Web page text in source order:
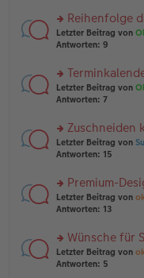
gB
ei
tr
g
n
g
el
e
n
er
tr
a
g
rs
te
n
g
el
e
n
er
tr
a
g
Reihenfolge
Letzter Beitrag von
Antworten: 9
rs
te
n
g
el
e
n
er
tr
a
g
Letzter Beitrag von
Antworten: 7
rs
te
n
g
el
e
n
er
Zuschneiden
Letzter Beitrag von
Antworten: 15
rs
te
n
g
el
Premium-
Letzter Beitrag von
Antworten: 13
rs
te
Wünsche für
Letzter Beitrag von
Antworten: 5